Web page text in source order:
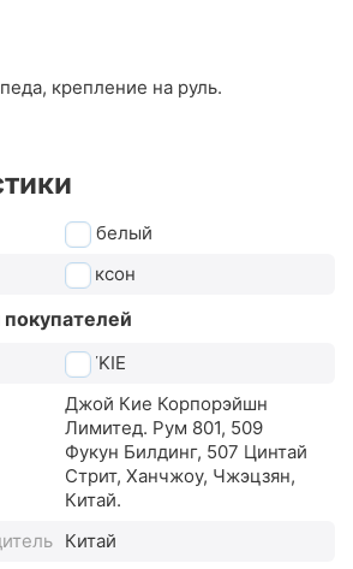
крепление на руль.
белый
клаксон
JOYKIE
Джой Кие Корпорэйшн
Лимитед. Рум 801, 509
Фукун Билдинг, 507 Цинтай
Стрит, Ханчжоу, Чжэцзян,
Китай.
Китай